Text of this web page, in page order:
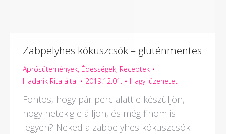
Zabpelyhes kókuszcsók – gluténmentes
Aprósütemények, Édességek, Receptek
Hadarik Rita által 2019.12.01. Hagyj üzenetet
Fontos, hogy pár perc alatt elkészüljön,
hogy hetekig elálljon, és még finom is
legyen? Neked a zabpelyhes kókuszcsók